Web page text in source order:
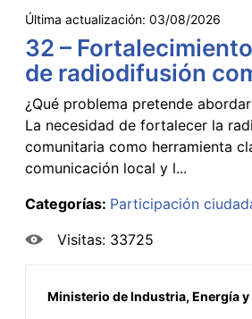
Última actualización: 03/08/2026
32 –
de radiodifusión
¿Qué problema pretende
La necesidad de fortalecer la
comunitaria como herramienta
comunicación local y l...
Categorías: Participación
Visitas: 33725
Ministerio de Industria, Energía